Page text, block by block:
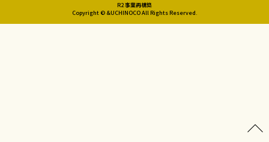
R2 事業再構築
Copyright © &UCHINOCO All Rights Reserved.